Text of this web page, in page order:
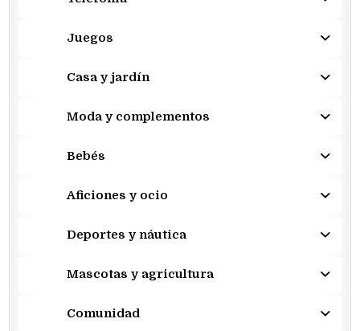
Juegos
Casa y jardín
Moda y complementos
Bebés
Aficiones y ocio
Deportes y náutica
Mascotas y agricultura
Comunidad